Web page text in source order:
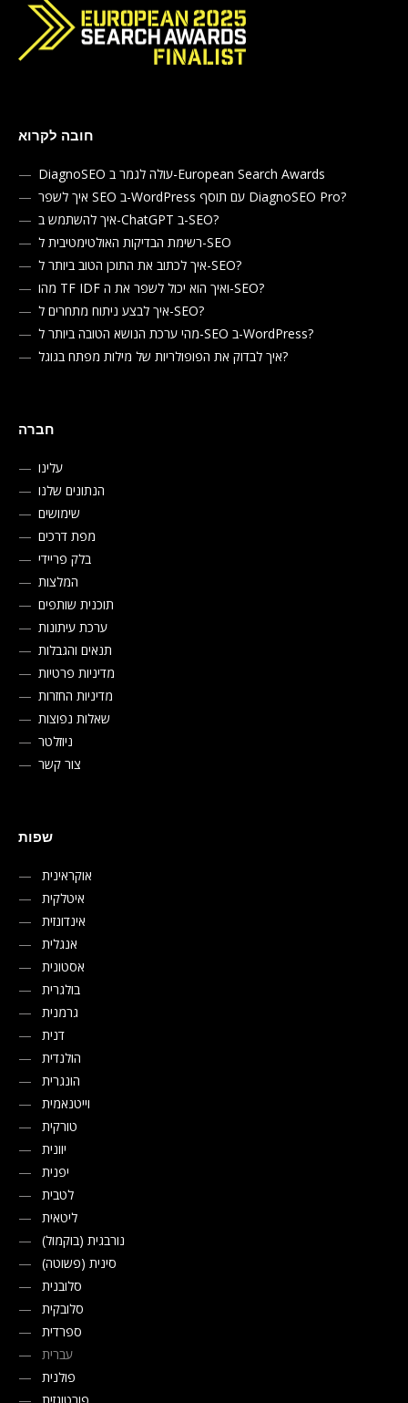
חובה לקרוא
DiagnoSEO עולה לגמר ב-European Search Awards
איך לשפר SEO ב-WordPress עם תוסף DiagnoSEO Pro?
איך להשתמש ב-ChatGPT ב-SEO?
רשימת הבדיקות האולטימטיבית ל-SEO
איך לכתוב את התוכן הטוב ביותר ל-SEO?
מהו TF IDF ואיך הוא יכול לשפר את ה-SEO?
איך לבצע ניתוח מתחרים ל-SEO?
מהי ערכת הנושא הטובה ביותר ל-SEO ב-WordPress?
איך לבדוק את הפופולריות של מילות מפתח בגוגל?
חברה
עלינו
הנתונים שלנו
שימושים
מפת דרכים
בלק פריידי
המלצות
תוכנית שותפים
ערכת עיתונות
תנאים והגבלות
מדיניות פרטיות
מדיניות החזרות
שאלות נפוצות
ניוזלטר
צור קשר
שפות
אוקראינית
איטלקית
אינדונזית
אנגלית
אסטונית
בולגרית
גרמנית
דנית
הולנדית
הונגרית
וייטנאמית
טורקית
יוונית
יפנית
לטבית
ליטאית
נורבגית (בוקמול)
סינית (פשוטה)
סלובנית
סלובקית
ספרדית
עברית
פולנית